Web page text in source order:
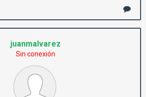
juanmalvarez
Sin conexión